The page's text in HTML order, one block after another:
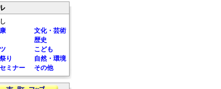
文化・芸術
歴史
こども
り
自然・環境
ミナー
その他